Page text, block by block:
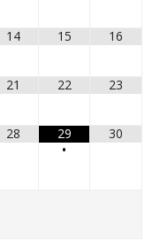
14 15 16
21 22 23
28
29
•
30